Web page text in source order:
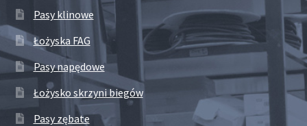
Pasy klinowe
Łożyska FAG
Pasy napędowe
Łożysko skrzyni biegów
Pasy zębate